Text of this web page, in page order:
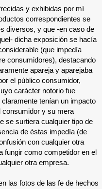
y exhibidas por mí
correspondientes se
diversos, y que -en caso de
dicha exposición se hacía
(que impedía
consumidores), destacando
apareja y aparejaba
el público consumidor,
carácter notorio fue
tenían un impacto
consumidor y su mera
se surtiera cualquier tipo de
de éstas impedía (de
con cualquier otra
fungir como competidor en el
otra empresa.
las fotos de las fe de hechos